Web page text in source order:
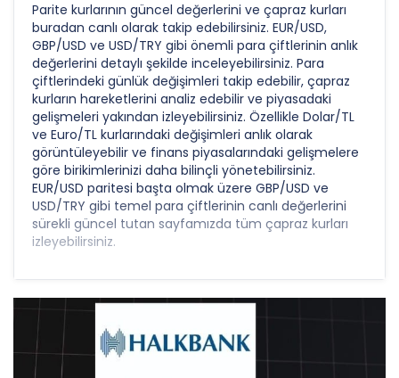
Parite kurlarının güncel değerlerini ve çapraz kurları
buradan canlı olarak takip edebilirsiniz. EUR/USD,
GBP/USD ve USD/TRY gibi önemli para çiftlerinin anlık
değerlerini detaylı şekilde inceleyebilirsiniz. Para
çiftlerindeki günlük değişimleri takip edebilir, çapraz
kurların hareketlerini analiz edebilir ve piyasadaki
gelişmeleri yakından izleyebilirsiniz. Özellikle Dolar/TL
ve Euro/TL kurlarındaki değişimleri anlık olarak
görüntüleyebilir ve finans piyasalarındaki gelişmelere
göre birikimlerinizi daha bilinçli yönetebilirsiniz.
EUR/USD paritesi başta olmak üzere GBP/USD ve
USD/TRY gibi temel para çiftlerinin canlı değerlerini
sürekli güncel tutan sayfamızda tüm çapraz kurları
izleyebilirsiniz.